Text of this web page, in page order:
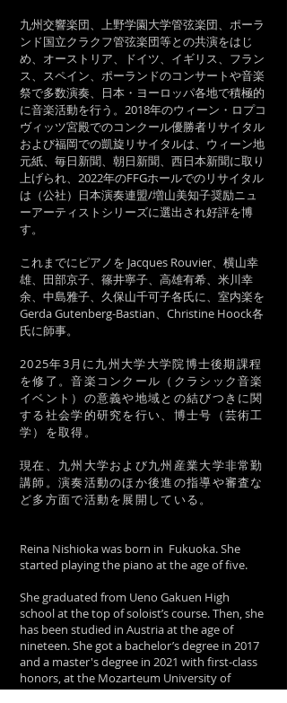
九州交響楽団、上野学園大学管弦楽団、ポーラ
ンド国立クラクフ管弦楽団等との共演をはじ
め、オーストリア、ドイツ、イギリス、フラン
ス、スペイン、ポーランドのコンサートや音楽
祭で多数演奏、日本・ヨーロッパ各地で積極的
に音楽活動を行う。2018年のウィーン・ロプコ
ヴィッツ宮殿でのコンクール優勝者リサイタル
および福岡での凱旋リサイタルは、ウィーン地
元紙、毎日新聞、朝日新聞、西日本新聞に取り
上げられ、2022年のFFGホールでのリサイタル
は（公社）日本演奏連盟/増山美知子奨励ニュ
ーアーティストシリーズに選出され好評を博
す。
これまでにピアノを Jacques Rouvier、横山幸
雄、田部京子、篠井寧子、高雄有希、米川幸
余、中島雅子、久保山千可子各氏に、室内楽を
Gerda Gutenberg-Bastian、Christine Hoock各
氏に師事。
2025年3月に九州大学大学院博士後期課程
を修了。音楽 コンクール（クラシック音楽
イベント）の意義や地域との結びつきに関
する社会学的研究を行い、博士号（芸術工
学）を取得。
現在、九州大学および九州産業大学非常勤
講師。演奏活動のほか後進の指導や審査な
ど多方面で活動を展開している。
Reina Nishioka was born in Fukuoka. She
started playing the piano at the age of five.
She graduated from Ueno Gakuen High
school at the top of soloist’s course. Then, she
has been studied in Austria at the age of
nineteen. She got a bachelor’s degree in 2017
and a master's degree in 2021 with first-class
honors, at the Mozarteum University of
Salzburg. Also, she studied at the Guildhall